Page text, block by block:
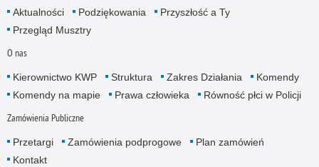
Aktualności Podziękowania
Przyszłość a Ty
Przegląd Musztry
O nas
Kierownictwo KWP Struktura Zakres Działania
Komendy
Komendy na mapie
Prawa człowieka Równość płci w Policji
Zamówienia Publiczne
Przetargi Zamówienia podprogowe
Plan zamówień
Kontakt